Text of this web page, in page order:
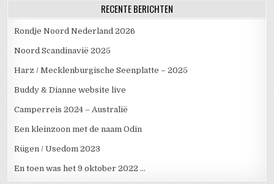
RECENTE BERICHTEN
Rondje Noord Nederland 2026
Noord Scandinavië 2025
Harz / Mecklenburgische Seenplatte – 2025
Buddy & Dianne website live
Camperreis 2024 – Australië
Een kleinzoon met de naam Odin
Rügen / Usedom 2023
En toen was het 9 oktober 2022 …